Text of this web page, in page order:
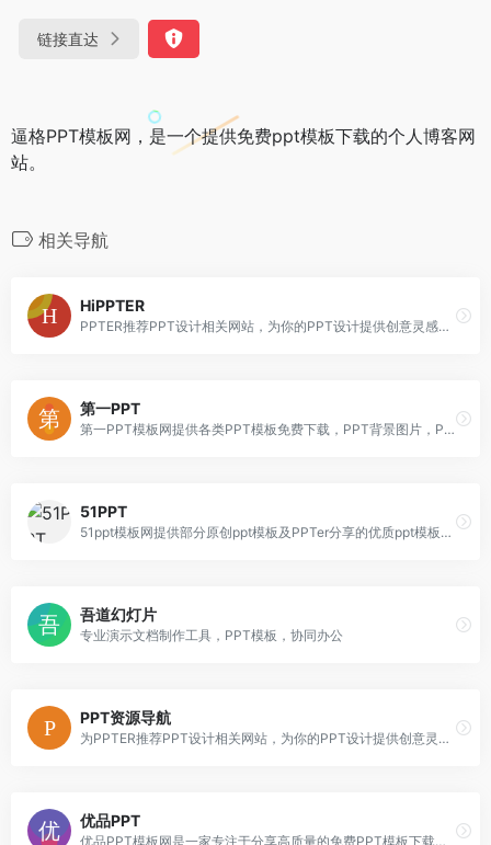
链接直达
逼格PPT模板网，是一个提供免费ppt模板下载的个人博客网
站。
相关导航
HiPPTER
PPTER推荐PPT设计相关网站，为你的PPT设计提供创意灵感、配色方案、免费图片、优质图标、工具插件等
第一PPT
第一PPT模板网提供各类PPT模板免费下载，PPT背景图片，PPT素材，PPT模板下载，PPT下载，幻灯片背景图片大全，幻灯片模板下载，幻灯片下载，幻灯片素材，PowerPoint模版免费下载，PowerPoint素材，PowerPoint背景，PowerPoint下载。
51PPT
51ppt模板网提供部分原创ppt模板及PPTer分享的优质ppt模板下载，动态ppt模板，宽屏ppt模板，PowerPoint模版背景，ppt模板素材、图表、特效等幻灯片模板设计教程下载。
吾道幻灯片
专业演示文档制作工具，PPT模板，协同办公
PPT资源导航
为PPTER推荐PPT设计相关网站，为你的PPT设计提供创意灵感、配色方案、免费图片、优质图标、工具插件等
优品PPT
优品PPT模板网是一家专注于分享高质量的免费PPT模板下载网站，包括图表、背景图片、素材、教程等各类PPT资源。